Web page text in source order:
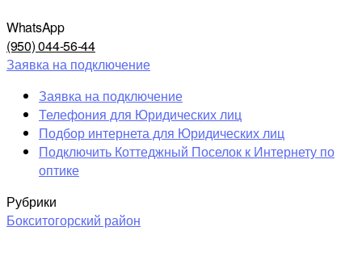
WhatsApp
(950) 044-56-44
Заявка на подключение
Заявка на подключение
Телефония для Юридических лиц
Подбор интернета для Юридических лиц
Подключить Коттеджный Поселок к Интернету по
оптике
Рубрики
Бокситогорский район